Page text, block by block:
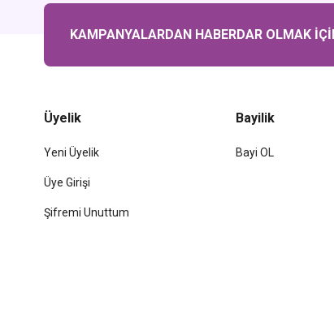
KAMPANYALARDAN HABERDAR OLMAK
Üyelik
Yeni Üyelik
Üye Girişi
Şifremi Unuttum
Bayilik
Bayi OL